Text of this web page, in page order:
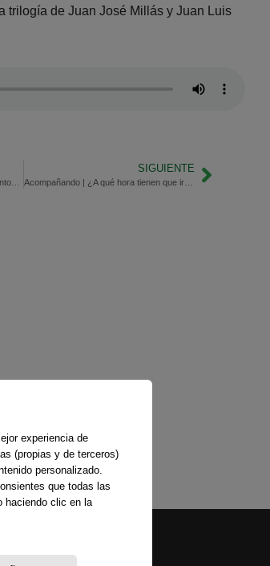
experiencia de
(propias y de terceros)
personalizado.
que todas las
haciendo clic en la
trilogía de Juan José Millás y Juan Luis
Consejos para estar pichi | Medicamentos y fotosensibilidad
SIGUIENTE
Acompañando | ¿A qué hora tienen que irse a dormir?